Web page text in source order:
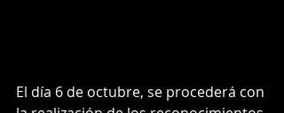
El día 6 de octubre, se procederá con